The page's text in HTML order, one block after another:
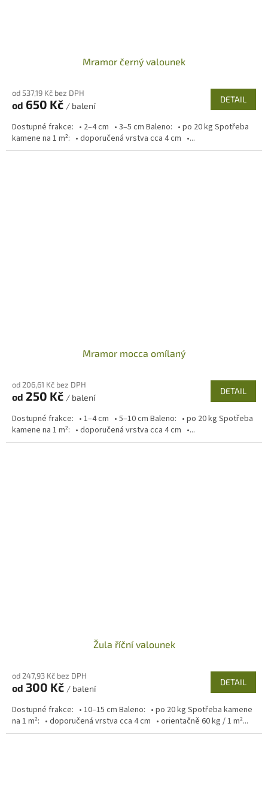
Mramor černý valounek
od 537,19 Kč bez DPH
od 650 Kč / balení
DETAIL
Dostupné frakce: • 2–4 cm • 3–5 cm Baleno: • po 20 kg Spotřeba
kamene na 1 m²: • doporučená vrstva cca 4 cm •...
Mramor mocca omílaný
od 206,61 Kč bez DPH
od 250 Kč / balení
DETAIL
Dostupné frakce: • 1–4 cm • 5–10 cm Baleno: • po 20 kg Spotřeba
kamene na 1 m²: • doporučená vrstva cca 4 cm •...
Žula říční valounek
od 247,93 Kč bez DPH
od 300 Kč / balení
DETAIL
Dostupné frakce: • 10–15 cm Baleno: • po 20 kg Spotřeba kamene
na 1 m²: • doporučená vrstva cca 4 cm • orientačně 60 kg / 1 m²...